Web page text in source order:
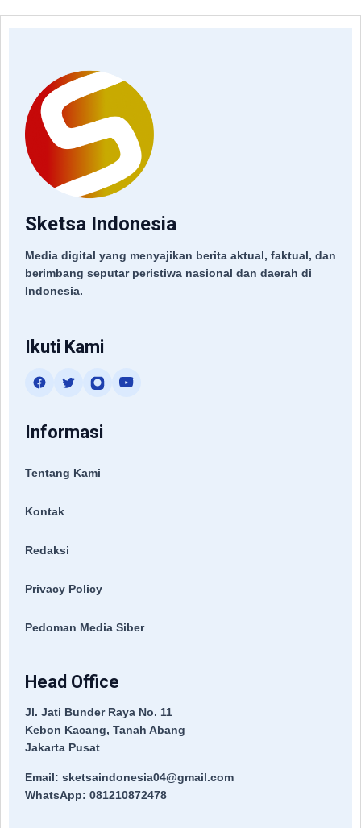
Sketsa Indonesia
Media digital yang menyajikan berita aktual, faktual, dan
berimbang seputar peristiwa nasional dan daerah di
Indonesia.
Ikuti Kami
Informasi
Tentang Kami
Kontak
Redaksi
Privacy Policy
Pedoman Media Siber
Head Office
Jl. Jati Bunder Raya No. 11
Kebon Kacang, Tanah Abang
Jakarta Pusat
Email: sketsaindonesia04@gmail.com
WhatsApp: 081210872478